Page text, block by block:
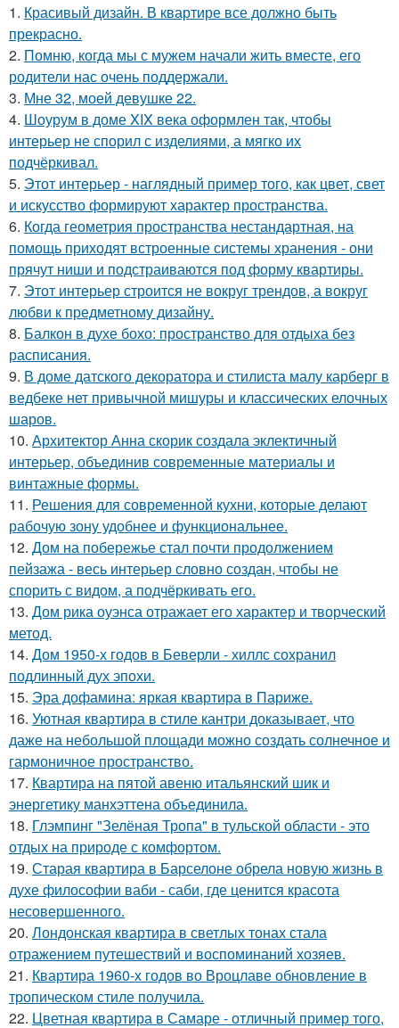
1. Красивый дизайн. В квартире все должно быть
прекрасно.
2. Помню, когда мы с мужем начали жить вместе, его
родители нас очень поддержали.
3. Мне 32, моей девушке 22.
4. Шоурум в доме XIX века оформлен так, чтобы
интерьер не спорил с изделиями, а мягко их
подчёркивал.
5. Этот интерьер - наглядный пример того, как цвет, свет
и искусство формируют характер пространства.
6. Когда геометрия пространства нестандартная, на
помощь приходят встроенные системы хранения - они
прячут ниши и подстраиваются под форму квартиры.
7. Этот интерьер строится не вокруг трендов, а вокруг
любви к предметному дизайну.
8. Балкон в духе бохо: пространство для отдыха без
расписания.
9. В доме датского декоратора и стилиста малу карберг в
ведбеке нет привычной мишуры и классических елочных
шаров.
10. Архитектор Анна скорик создала эклектичный
интерьер, объединив современные материалы и
винтажные формы.
11. Решения для современной кухни, которые делают
рабочую зону удобнее и функциональнее.
12. Дом на побережье стал почти продолжением
пейзажа - весь интерьер словно создан, чтобы не
спорить с видом, а подчёркивать его.
13. Дом рика оуэнса отражает его характер и творческий
метод.
14. Дом 1950-х годов в Беверли - хиллс сохранил
подлинный дух эпохи.
15. Эра дофамина: яркая квартира в Париже.
16. Уютная квартира в стиле кантри доказывает, что
даже на небольшой площади можно создать солнечное и
гармоничное пространство.
17. Квартира на пятой авеню итальянский шик и
энергетику манхэттена объединила.
18. Глэмпинг "Зелёная Тропа" в тульской области - это
отдых на природе с комфортом.
19. Старая квартира в Барселоне обрела новую жизнь в
духе философии ваби - саби, где ценится красота
несовершенного.
20. Лондонская квартира в светлых тонах стала
отражением путешествий и воспоминаний хозяев.
21. Квартира 1960-х годов во Вроцлаве обновление в
тропическом стиле получила.
22. Цветная квартира в Самаре - отличный пример того,